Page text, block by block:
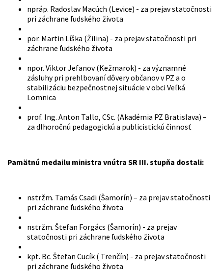
npráp. Radoslav Macúch (Levice) - za prejav statočnosti
pri záchrane ľudského života
por. Martin Líška (Žilina) - za prejav statočnosti pri
záchrane ľudského života
npor. Viktor Jefanov (Kežmarok) - za významné
zásluhy pri prehlbovaní dôvery občanov v PZ a o
stabilizáciu bezpečnostnej situácie v obci Veľká
Lomnica
prof. Ing. Anton Tallo, CSc. (Akadémia PZ Bratislava) –
za dlhoročnú pedagogickú a publicistickú činnosť
Pamätnú medailu ministra vnútra SR III. stupňa dostali:
nstržm. Tamás Csadi (Šamorín) – za prejav statočnosti
pri záchrane ľudského života
nstržm. Štefan Forgács (Šamorín) - za prejav
statočnosti pri záchrane ľudského života
kpt. Bc. Štefan Cucík ( Trenčín) - za prejav statočnosti
pri záchrane ľudského života